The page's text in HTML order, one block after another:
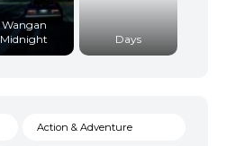
Wangan
Midnight
Days
Action & Adventure